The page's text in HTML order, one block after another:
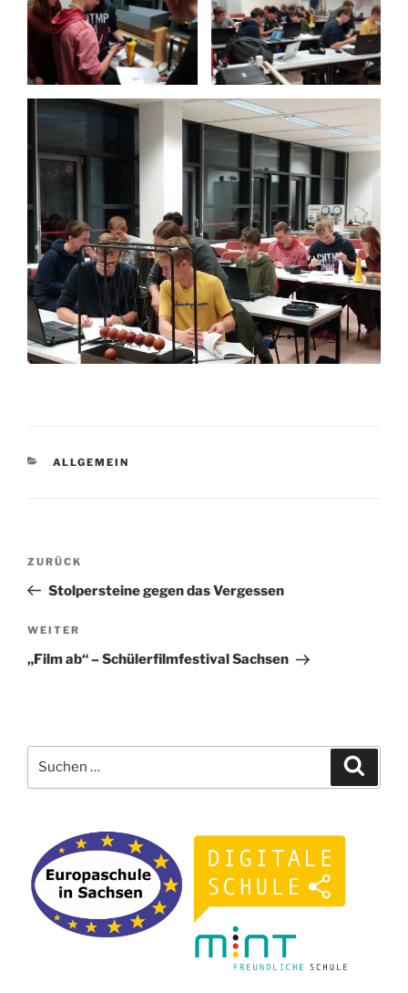
KATEGORIEN
ALLGEMEIN
Beitragsnavigation
Vorheriger
Beitrag
ZURÜCK
Stolpersteine gegen das Vergessen
Nächster
Beitrag
WEITER
„Film ab“ – Schülerfilmfestival Sachsen
nach: